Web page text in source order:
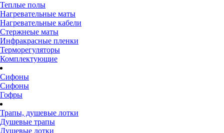
Теплые полы
Нагревательные маты
Нагревательные кабели
Стержнеые маты
Инфракрасные пленки
Терморегуляторы
Комплектующие
Сифоны
Сифоны
Гофры
Трапы, душевые лотки
Душевые трапы
Душевые лотки